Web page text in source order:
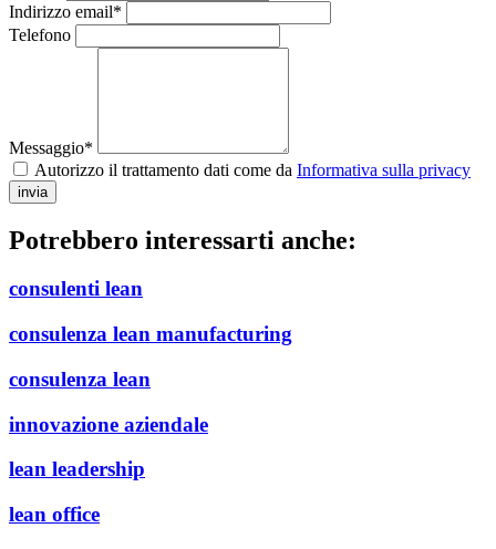
Indirizzo email*
Telefono
Messaggio*
Autorizzo il trattamento dati come da Informativa sulla privacy
invia
Potrebbero interessarti anche:
consulenti lean
consulenza lean manufacturing
consulenza lean
innovazione aziendale
lean leadership
lean office